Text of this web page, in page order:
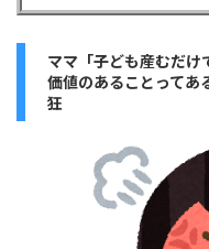
ママ「子ども産むだけ
価値のあることって
狂